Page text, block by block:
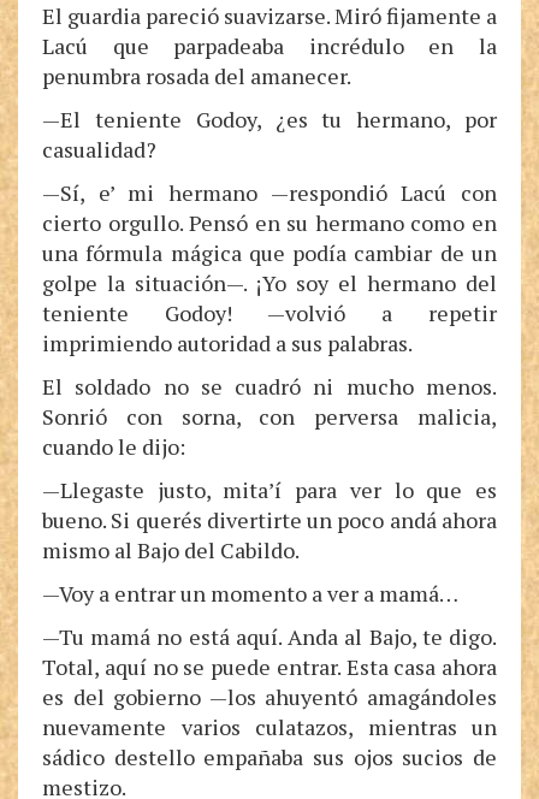
El guardia pareció suavizarse. Miró fijamente a
Lacú que parpadeaba incrédulo en la
penumbra rosada del amanecer.
—El teniente Godoy, ¿es tu hermano, por
casualidad?
—Sí, e’ mi hermano —respondió Lacú con
cierto orgullo. Pensó en su hermano como en
una fórmula mágica que podía cambiar de un
golpe la situación—. ¡Yo soy el hermano del
teniente Godoy! —volvió a repetir
imprimiendo autoridad a sus palabras.
El soldado no se cuadró ni mucho menos.
Sonrió con sorna, con perversa malicia,
cuando le dijo:
—Llegaste justo, mita’í para ver lo que es
bueno. Si querés divertirte un poco andá ahora
mismo al Bajo del Cabildo.
—Voy a entrar un momento a ver a mamá…
—Tu mamá no está aquí. Anda al Bajo, te digo.
Total, aquí no se puede entrar. Esta casa ahora
es del gobierno —los ahuyentó amagándoles
nuevamente varios culatazos, mientras un
sádico destello empañaba sus ojos sucios de
mestizo.